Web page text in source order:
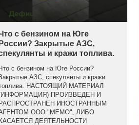
с бензином на Юге
России? Закрытые АЗС,
и кражи топлива.
с бензином на Юге России?
АЗС, спекулянты и кражи
НАСТОЯЩИЙ МАТЕРИАЛ
ПРОИЗВЕДЕН И
РАСПРОСТРАНЕН ИНОСТРАННЫМ
ООО "МЕМО", ЛИБО
КАСАЕТСЯ ДЕЯТЕЛЬНОСТИ